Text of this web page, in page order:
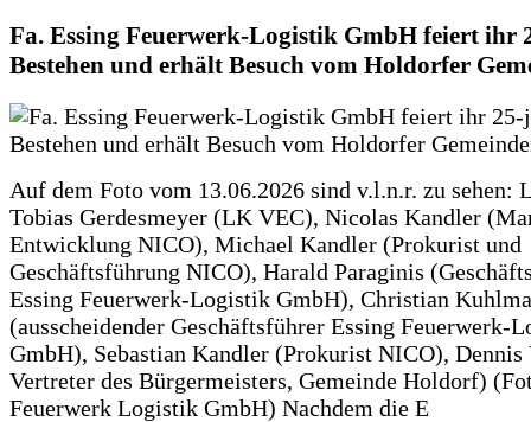
Fa. Essing Feuerwerk-Logistik GmbH feiert ihr
Bestehen und erhält Besuch vom Holdorfer
Auf dem Foto vom 13.06.2026 sind v.l.n.r. zu sehen:
Tobias Gerdesmeyer (LK VEC), Nicolas Kandler
Entwicklung NICO), Michael Kandler (Prokurist und
Geschäftsführung NICO), Harald Paraginis
Essing Feuerwerk-Logistik GmbH), Christian
(ausscheidender Geschäftsführer Essing Feuerwerk-
GmbH), Sebastian Kandler (Prokurist NICO),
Vertreter des Bürgermeisters, Gemeinde Holdorf)
Feuerwerk Logistik GmbH) Nachdem die E